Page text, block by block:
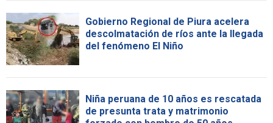
Gobierno Regional de Piura acelera
descolmatación de ríos ante la llegada
del fenómeno El Niño
Niña peruana de 10 años es rescatada
de presunta trata y matrimonio